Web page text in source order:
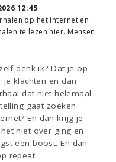
12:45
op het internet en
te lezen hier. Mensen
denk ik? Dat je op
klachten en dan
dat niet helemaal
gaat zoeken
En dan krijg je
niet over ging en
een boost. En dan
repeat.